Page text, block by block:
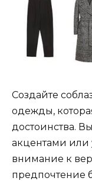
Создайте
одежды,
достоинства.
акцентами или
внимание к
предпочтение